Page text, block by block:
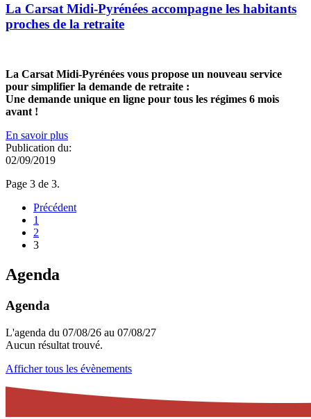
La Carsat Midi-Pyrénées accompagne les habitants
proches de la retraite
La Carsat Midi-Pyrénées vous propose un nouveau service
pour simplifier la demande de retraite :
Une demande unique en ligne pour tous les régimes 6 mois
avant !
En savoir plus
Publication du:
02/09/2019
Page 3 de 3.
Précédent
1
2
3
Agenda
Agenda
L'agenda du 07/08/26 au 07/08/27
Aucun résultat trouvé.
Afficher tous les évènements